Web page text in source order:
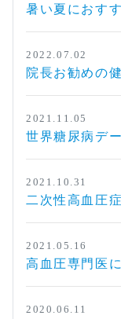
暑い夏におす
2022.07.02
院長お勧めの
2021.11.05
世界糖尿病デ
2021.10.31
二次性高血圧
2021.05.16
高血圧専門医
2020.06.11